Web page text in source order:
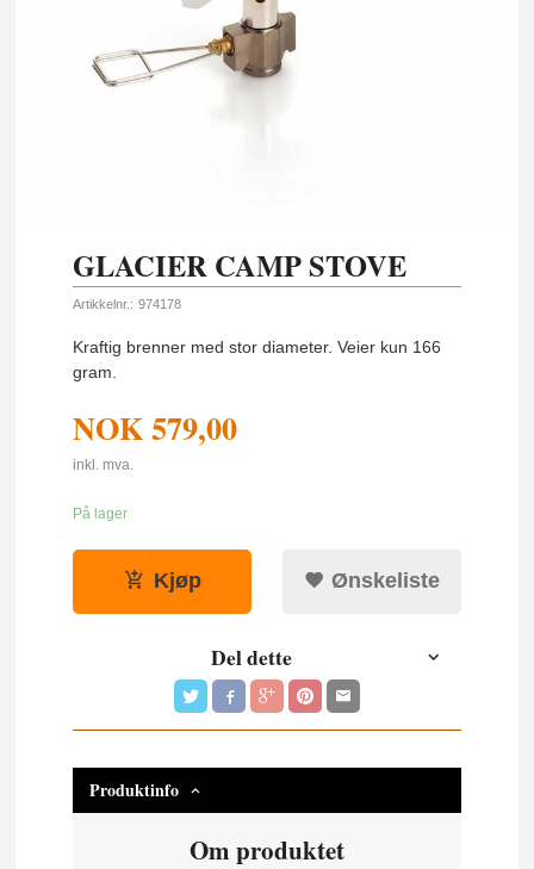
GLACIER CAMP STOVE
Artikkelnr.: 974178
Kraftig brenner med stor diameter. Veier kun 166
gram.
NOK579,00
inkl. mva.
På lager
Kjøp Ønskeliste
Del dette
Produktinfo
Om produktet